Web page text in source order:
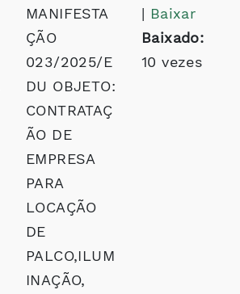
MANIFESTA
ÇÃO
023/2025/E
DU OBJETO:
CONTRATAÇ
ÃO DE
EMPRESA
PARA
LOCAÇÃO
DE
PALCO,ILUM
INAÇÃO,
| Baixar
Baixado:
10 vezes